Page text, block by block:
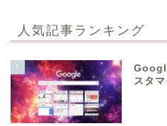
人気記事ランキング
1
スタ